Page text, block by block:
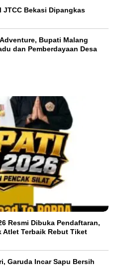
JTCC Bekasi Dipangkas
Bupati Malang
dan Pemberdayaan Desa
Resmi Dibuka Pendaftaran,
Atlet Terbaik Rebut Tiket
Garuda Incar Sapu Bersih